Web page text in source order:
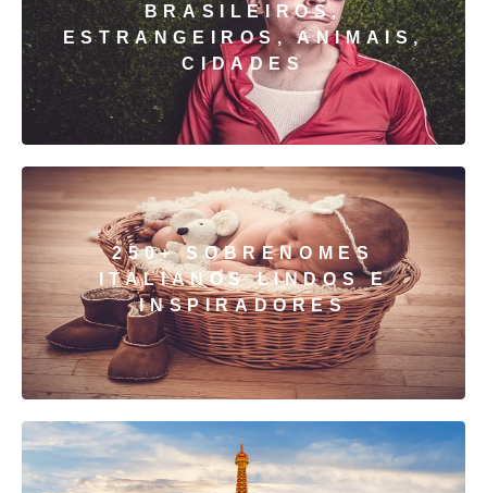
BRASILEIROS,
ESTRANGEIROS, ANIMAIS,
CIDADES
250+ SOBRENOMES
ITALIANOS LINDOS E
INSPIRADORES